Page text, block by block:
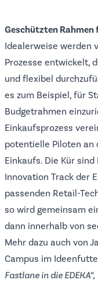
Geschützten
Idealerweise werden
Prozesse entwickelt,
und flexibel
es zum Beispiel, für
Budgetrahmen
Einkaufsprozess
potentielle Piloten an
Einkaufs. Die Kür
Innovation Track der
passenden Retail-
so wird gemeinsam
dann innerhalb von
Mehr dazu auch von
Campus im
Fastlane in die EDEKA“,